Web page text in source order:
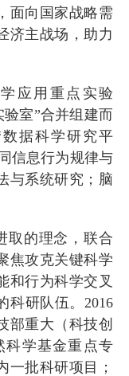
面向国家战略需
济主战场，助力
应用重点实验
室”合并组建而
据科学研究平
信息行为规律与
与系统研究；脑
取的理念，联合
焦攻克关键科学
和行为科学交叉
科研队伍。 2016
部重大（科技创
科学基金重点专
一批科研项目；